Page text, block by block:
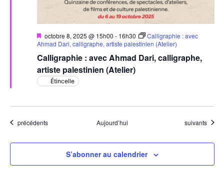
Calligraphie : avec Ahmad Dari, calligraphe,
artiste palestinien (Atelier)
Mis
en
octobre 8, 2025 @ 15h00 - 16h30
Calligraphie : avec
Ahmad Dari, calligraphe, artiste palestinien (Atelier)
Étincelle
Évènements
précédents Aujourd’hui Évènements
suivants
S’abonner au calendrier